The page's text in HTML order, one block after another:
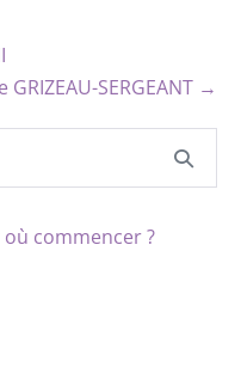
SERGEANT →
où commencer ?